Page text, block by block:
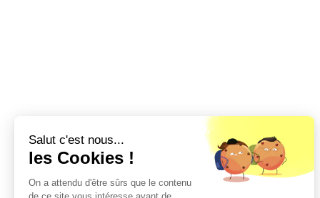
Salut c'est nous...
les Cookies !
On a attendu d'être sûrs que le contenu